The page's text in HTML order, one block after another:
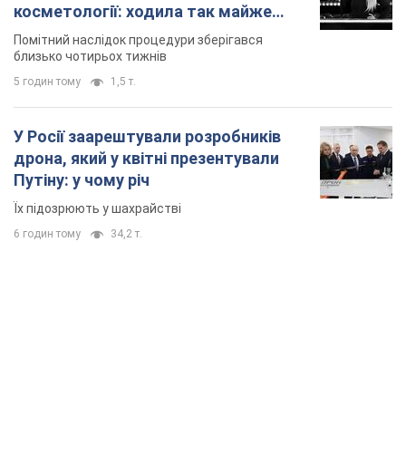
косметології: ходила так майже
місяць
Помітний наслідок процедури зберігався
близько чотирьох тижнів
5 годин тому 1,5 т.
У Росії заарештували розробників
дрона, який у квітні презентували
Путіну: у чому річ
Їх підозрюють у шахрайстві
6 годин тому 34,2 т.